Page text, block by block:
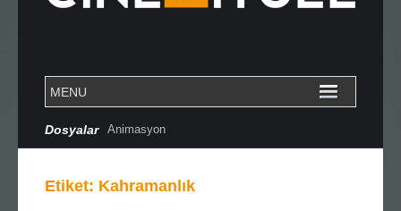
Dosyalar Animasyon
Etiket: Kahramanlık